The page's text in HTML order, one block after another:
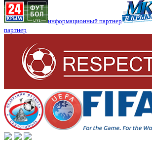
информационный партнер
партнер